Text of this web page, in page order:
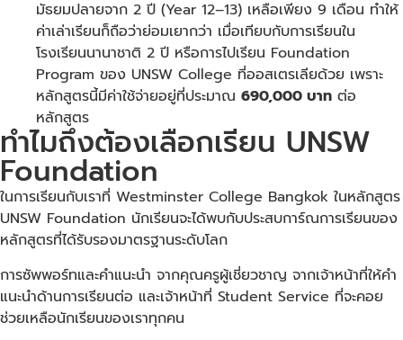
มัธยมปลายจาก 2 ปี (Year 12–13) เหลือเพียง 9 เดือน ทำให้
ค่าเล่าเรียนก็ถือว่าย่อมเยากว่า เมื่อเทียบกับการเรียนใน
โรงเรียนนานาชาติ 2 ปี หรือการไปเรียน Foundation
Program ของ UNSW College ที่ออสเตรเลียด้วย เพราะ
หลักสูตรนี้มีค่าใช้จ่ายอยู่ที่ประมาณ 690,000 บาท ต่อ
หลักสูตร
ทำไมถึงต้องเลือกเรียน UNSW
Foundation
ในการเรียนกับเราที่ Westminster College Bangkok ในหลักสูตร
UNSW Foundation นักเรียนจะได้พบกับประสบการ์ณการเรียนของ
หลักสูตรที่ได้รับรองมาตรฐานระดับโลก
การซัพพอร์ทและคำแนะนำ จากคุณครูผู้เชี่ยวชาญ จากเจ้าหน้าที่ให้คำ
แนะนำด้านการเรียนต่อ และเจ้าหน้าที่ Student Service ที่จะคอย
ช่วยเหลือนักเรียนของเราทุกคน